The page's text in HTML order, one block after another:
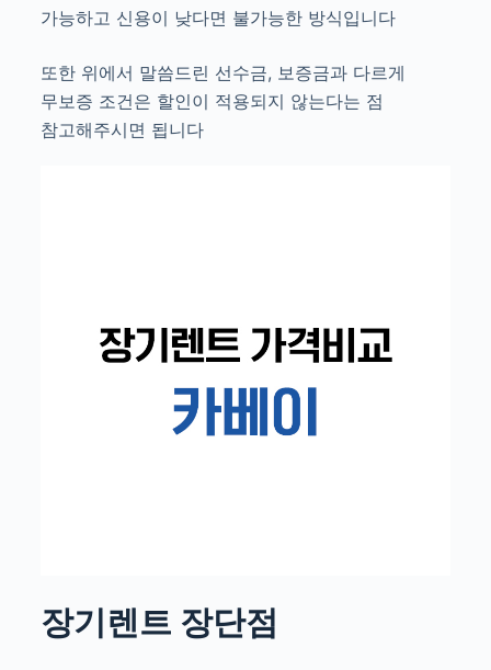
가능하고 신용이 낮다면 불가능한 방식입니다
또한 위에서 말씀드린 선수금, 보증금과 다르게
무보증 조건은 할인이 적용되지 않는다는 점
참고해주시면 됩니다
장기렌트 장단점